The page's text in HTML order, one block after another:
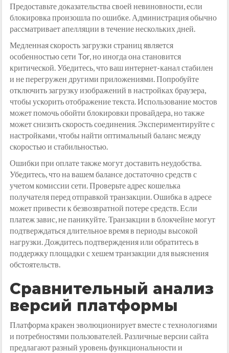
Предоставьте доказательства своей невиновности, если
блокировка произошла по ошибке. Администрация обычно
рассматривает апелляции в течение нескольких дней.
Медленная скорость загрузки страниц является
особенностью сети Tor, но иногда она становится
критической. Убедитесь, что ваш интернет-канал стабилен
и не перегружен другими приложениями. Попробуйте
отключить загрузку изображений в настройках браузера,
чтобы ускорить отображение текста. Использование мостов
может помочь обойти блокировки провайдера, но также
может снизить скорость соединения. Экспериментируйте с
настройками, чтобы найти оптимальный баланс между
скоростью и стабильностью.
Ошибки при оплате также могут доставить неудобства.
Убедитесь, что на вашем балансе достаточно средств с
учетом комиссии сети. Проверьте адрес кошелька
получателя перед отправкой транзакции. Ошибка в адресе
может привести к безвозвратной потере средств. Если
платеж завис, не паникуйте. Транзакции в блокчейне могут
подтверждаться длительное время в периоды высокой
нагрузки. Дождитесь подтверждения или обратитесь в
поддержку площадки с хешем транзакции для выяснения
обстоятельств.
Сравнительный анализ
версий платформы
Платформа кракен эволюционирует вместе с технологиями
и потребностями пользователей. Различные версии сайта
предлагают разный уровень функциональности и